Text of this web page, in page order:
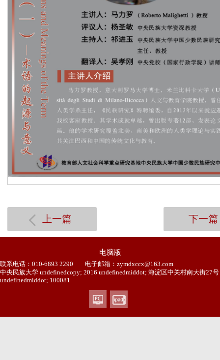
上一篇 下一篇
电脑版
联系电话：010-6893 2290
电子邮箱：zymdxccx@163.com
中央民族大学 undefinedcopy; 2016 undefinedmiddot; 海淀区中关村南大街27号
undefinedmiddot; 100081